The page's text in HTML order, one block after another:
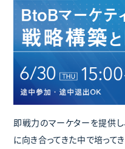
即戦力のマーケターを提供
に向き合ってきた中で培って